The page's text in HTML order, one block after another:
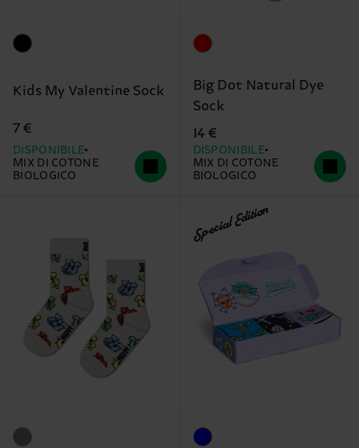
Kids My Valentine Sock
7 €
DISPONIBILE
MIX DI COTONE
BIOLOGICO
Big Dot Natural Dye
Sock
14 €
DISPONIBILE
MIX DI COTONE
BIOLOGICO
Special Edition